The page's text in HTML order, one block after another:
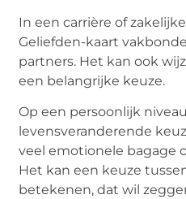
In een carrière of
Geliefden-kaart
partners. Het kan ook
een belangrijke keuze.
Op een persoonlijk
levensveranderende
veel emotionele bagage
Het kan een keuze
betekenen, dat wil